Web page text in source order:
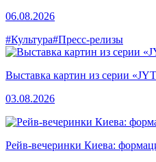
06.08.2026
#Культура#Пресс-релизы
Выставка картин из серии
03.08.2026
Рейв-вечеринки Киева: